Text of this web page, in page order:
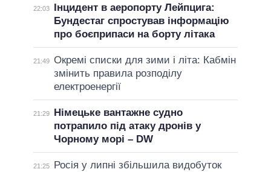
22:03
Інцидент в аеропорту Лейпцига:
Бундестаг спростував інформацію
про боєприпаси на борту літака
21:49 Окремі списки для зими і літа: Кабмін
змінить правила розподілу
електроенергії
21:29
Німецьке вантажне судно
потрапило під атаку дронів у
Чорному морі – DW
21:25
Росія у липні збільшила видобуток